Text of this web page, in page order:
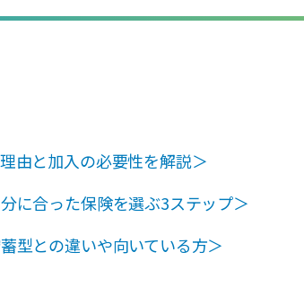
由と加入の必要性を解説＞
に合った保険を選ぶ3ステップ＞
型との違いや向いている方＞